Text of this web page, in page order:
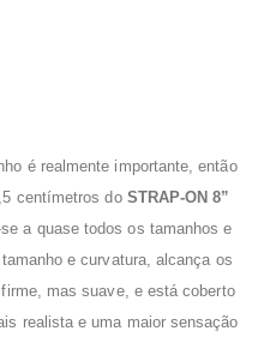
é realmente importante, então
centímetros do STRAP-ON 8”
a quase todos os tamanhos e
e curvatura, alcança os
mas suave, e está coberto
realista e uma maior sensação